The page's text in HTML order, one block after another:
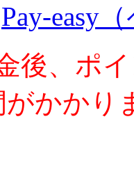
Pay-easy
後、ポ
がかかり